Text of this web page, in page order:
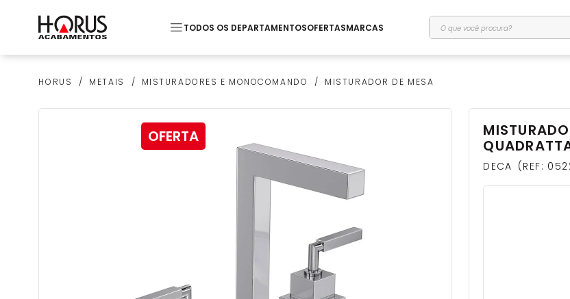
TODOS OS DEPARTAMENTOSOFERTASMARCAS O que você procura?
HORUS METAIS MISTURADORES E MONOCOMANDO MISTURADOR DE MESA
OFERTA
DECA REF:
2 º Piso